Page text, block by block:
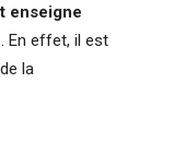
enseigne
. En effet, il est
la